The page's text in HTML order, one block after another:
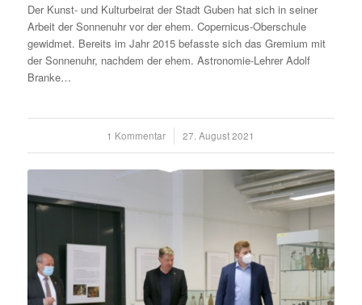
Der Kunst- und Kulturbeirat der Stadt Guben hat sich in seiner
Arbeit der Sonnenuhr vor der ehem. Copernicus-Oberschule
gewidmet. Bereits im Jahr 2015 befasste sich das Gremium mit
der Sonnenuhr, nachdem der ehem. Astronomie-Lehrer Adolf
Branke…
1 Kommentar
/ 27. August 2021